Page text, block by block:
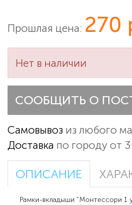
Прошлая цена: 270
Нет в наличии
СООБЩИТЬ О
Самовывоз из любого
Доставка по городу от
ОПИСАНИЕ
Рамки-вкладыши "Монтессори 1